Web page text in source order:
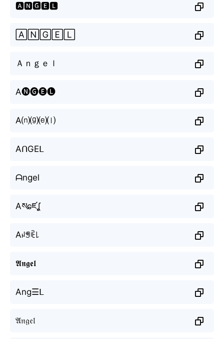
🅰🅽🅶🅴🅻
🄰🄽🄶🄴🄻
Ａｎｇｅｌ
A🅝🅖🅔🅛
A⒩⒢⒠⒧
AᑎGEᒪ
ᗩngel
Aསɕཛʆ
Aꈤꁅꍟ꒒
𝕬𝖓𝖌𝖊𝖑
Ang☰ᒪ
𝔄𝔫𝔤𝔢𝔩